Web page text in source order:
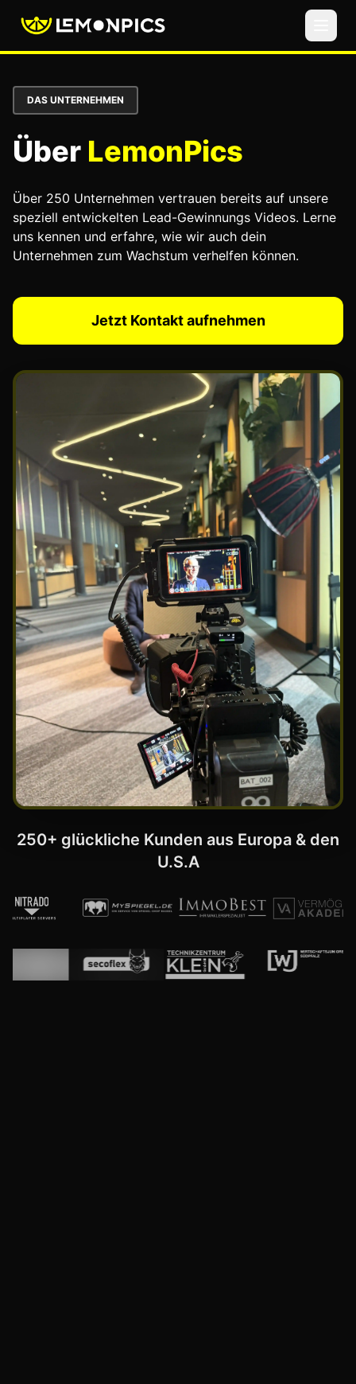
DAS UNTERNEHMEN
Über LemonPics
Über 250 Unternehmen vertrauen bereits auf unsere
speziell entwickelten Lead-Gewinnungs Videos. Lerne
uns kennen und erfahre, wie wir auch dein
Unternehmen zum Wachstum verhelfen können.
Jetzt Kontakt aufnehmen
250+ glückliche Kunden aus Europa & den
U.S.A